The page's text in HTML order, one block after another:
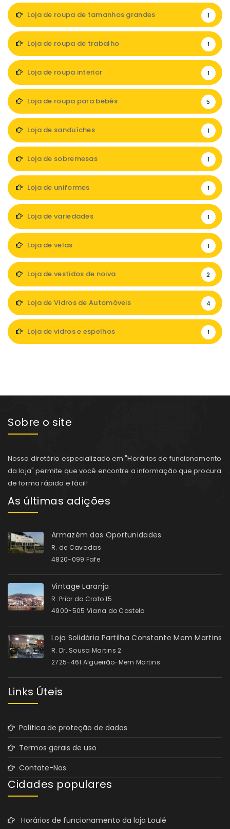
Loja de roupa de tamanhos grandes 1
Loja de roupa de trabalho 1
Loja de roupa interior 1
Loja de roupa para bebés 5
Loja de sanduíches 1
Loja de sobremesas 1
Loja de uniformes 1
Loja de variedades 1
Loja de velas 1
Loja de vestidos de noiva 2
Loja de Vidros de Automóveis 4
Loja de vidros e espelhos 1
Sobre o site
Nosso diretório especializado em "Horários de funcionamento
da loja" permite que você encontre a informação que procura
de forma rápida e fácil!
As últimas adições
Armazém das Oportunidades
R. de Cavadas
4820-099 Fafe
Vintage Laranja
R. Prior do Crato 15
4900-505 Viana do Castelo
Loja Solidária Partilha Constante Mem Martins
R. Dr. Sousa Martins 2
2725-461 Algueirão-Mem Martins
Links Úteis
Política de proteção de dados
Termos gerais de uso
Contate-Nos
Cidades populares
Horários de funcionamento da loja Loulé